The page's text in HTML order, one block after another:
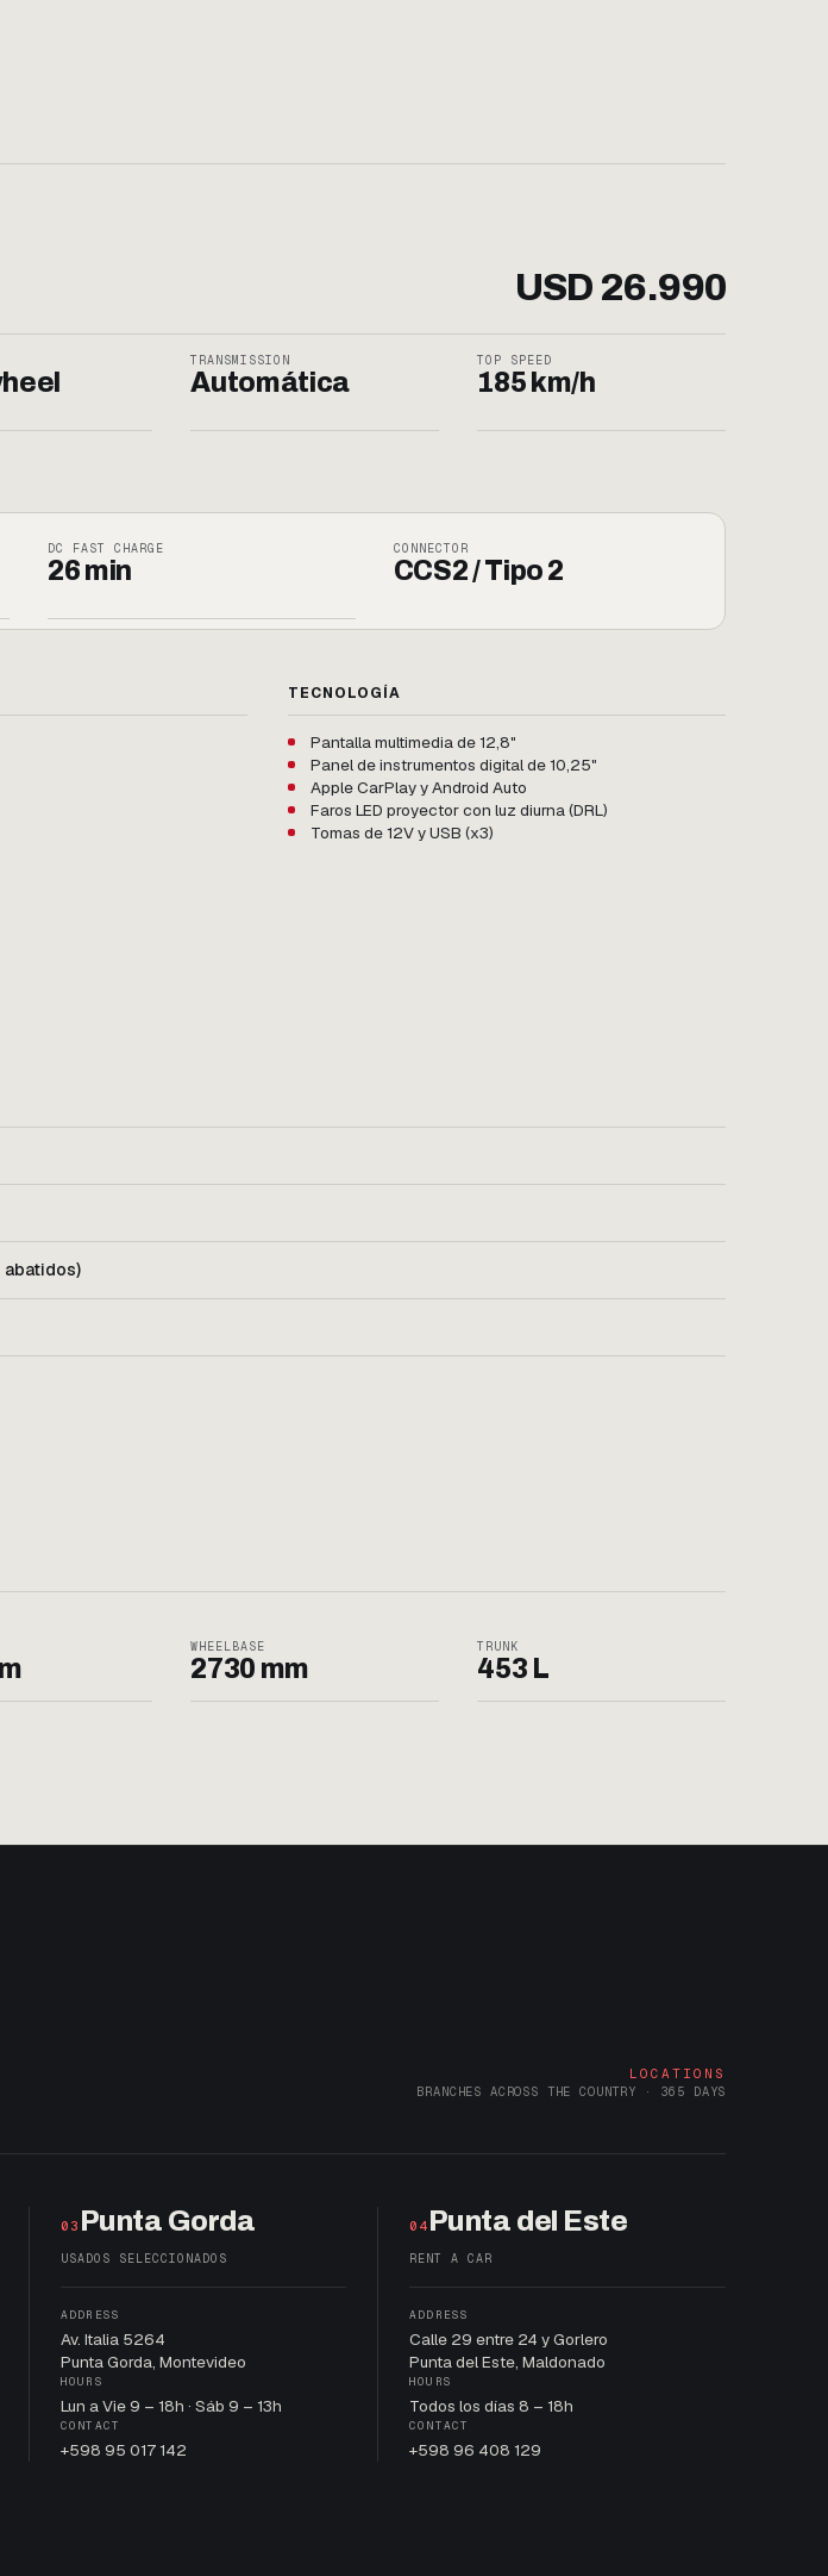
USD 26.990
TRANSMISSION
Automática
TOP SPEED
185 km/h
DC FAST CHARGE
26 min
CONNECTOR
CCS2 / Tipo 2
TECNOLOGÍA
Pantalla multimedia de 12,8"
Panel de instrumentos digital de 10,25"
Apple CarPlay y Android Auto
Faros LED proyector con luz diurna (DRL)
Tomas de 12V y USB (x3)
abatidos)
WHEELBASE
2730 mm
TRUNK
453 L
LOCATIONS
BRANCHES ACROSS THE COUNTRY · 365 DAYS
03 Punta Gorda
USADOS SELECCIONADOS
ADDRESS
Av. Italia 5264
Punta Gorda, Montevideo
HOURS
Lun a Vie 9 – 18h · Sáb 9 – 13h
CONTACT
+598 95 017 142
04 Punta del Este
RENT A CAR
ADDRESS
Calle 29 entre 24 y Gorlero
Punta del Este, Maldonado
HOURS
Todos los días 8 – 18h
CONTACT
+598 96 408 129